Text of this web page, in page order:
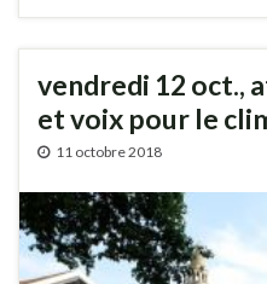
vendredi 12 oct.,
et voix pour le
11 octobre 2018